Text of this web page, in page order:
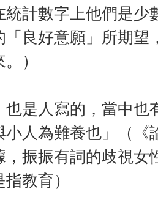
統計數字上他們是
「良好意願」所期
）
也是人寫的，當中
小人為難養也」（
，振振有詞的歧視
教育）